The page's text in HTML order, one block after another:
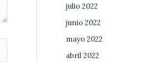
julio 2022
junio 2022
mayo 2022
abril 2022